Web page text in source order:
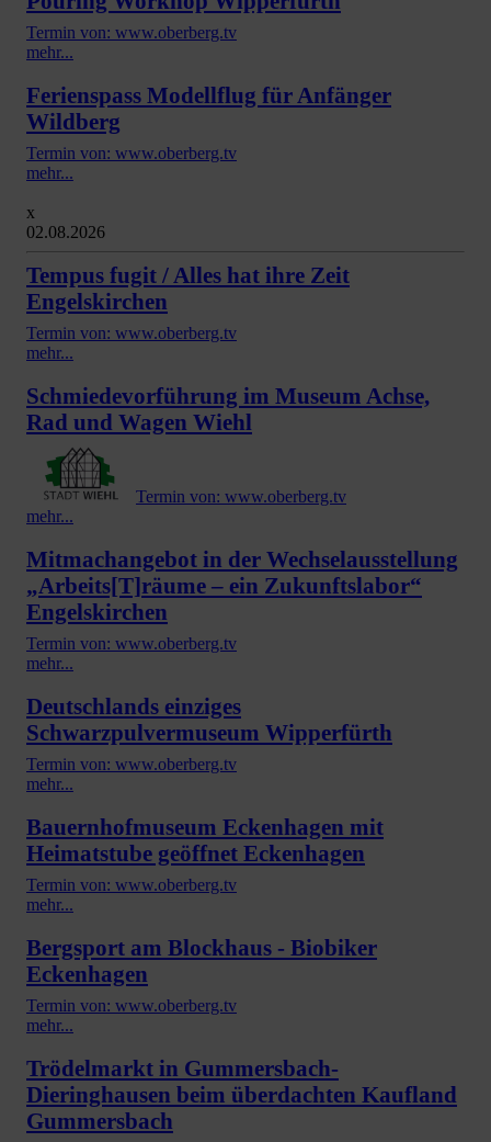
Termin von: www.oberberg.tv
mehr...
Ferienspass Modellflug für Anfänger
Wildberg
Termin von: www.oberberg.tv
mehr...
x
02.08.2026
Tempus fugit / Alles hat ihre Zeit
Engelskirchen
Termin von: www.oberberg.tv
mehr...
Schmiedevorführung im Museum Achse,
Rad und Wagen Wiehl
Termin von: www.oberberg.tv
mehr...
Mitmachangebot in der Wechselausstellung
„Arbeits[T]räume – ein Zukunftslabor“
Engelskirchen
Termin von: www.oberberg.tv
mehr...
Deutschlands einziges
Schwarzpulvermuseum Wipperfürth
Termin von: www.oberberg.tv
mehr...
Bauernhofmuseum Eckenhagen mit
Heimatstube geöffnet Eckenhagen
Termin von: www.oberberg.tv
mehr...
Bergsport am Blockhaus - Biobiker
Eckenhagen
Termin von: www.oberberg.tv
mehr...
Trödelmarkt in Gummersbach-
Dieringhausen beim überdachten Kaufland
Gummersbach